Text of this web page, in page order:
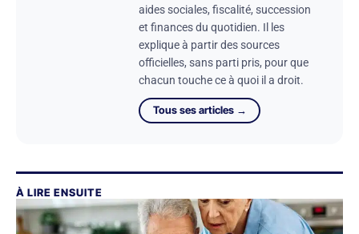
aides sociales, fiscalité, succession
et finances du quotidien. Il les
explique à partir des sources
officielles, sans parti pris, pour que
chacun touche ce à quoi il a droit.
Tous ses articles →
À LIRE ENSUITE